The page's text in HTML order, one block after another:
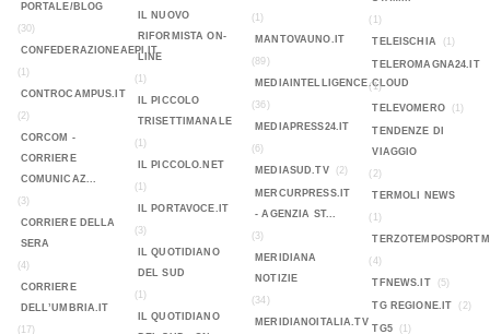
PORTALE/BLOG
(30)
CONFEDERAZIONEAEPI.IT
(1)
CONTROCAMPUS.IT
(2)
CORCOM -
CORRIERE
COMUNICAZ...
(3)
CORRIERE DELLA
SERA
(4)
CORRIERE
DELL’UMBRIA.IT
(17)
IL NUOVO
RIFORMISTA ON-
LINE
(1)
IL PICCOLO
TRISETTIMANALE
(1)
IL PICCOLO.NET
(1)
IL PORTAVOCE.IT
(3)
IL QUOTIDIANO
DEL SUD
(1)
IL QUOTIDIANO
(1)
MANTOVAUNO.IT
(89)
MEDIAINTELLIGENCE.CLOUD
(36)
MEDIAPRESS24.IT
(6)
MEDIASUD.TV
(2)
MERCURPRESS.IT
- AGENZIA ST...
(3)
MERIDIANA
NOTIZIE
(34)
MERIDIANOITALIA.TV
(1)
TELEISCHIA
(1)
TELEROMAGNA24.IT
(1)
TELEVOMERO
(1)
TENDENZE DI
VIAGGIO
(2)
TERMOLI NEWS
(1)
(4)
TFNEWS.IT
(5)
TG REGIONE.IT (2)
TG5 (1)